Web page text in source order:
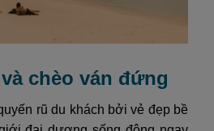
chèo ván đứng
rũ du khách bởi vẻ đẹp bề